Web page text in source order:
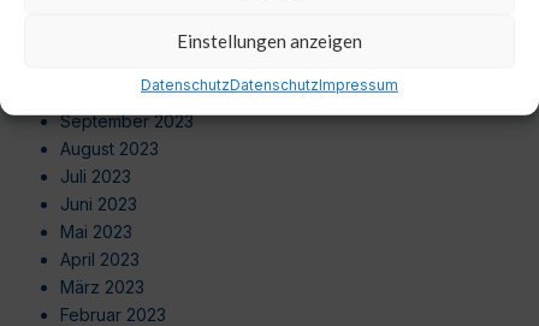
Einstellungen anzeigen
DatenschutzDatenschutzImpressum
Dezember 2023
Oktober 2023
September 2023
August 2023
Juli 2023
Juni 2023
Mai 2023
April 2023
März 2023
Februar 2023